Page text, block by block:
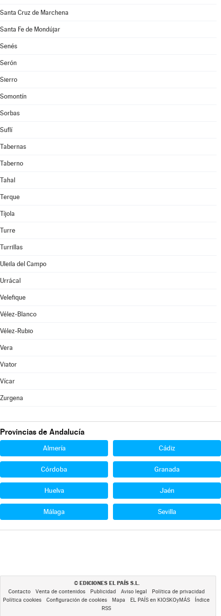
Santa Cruz de Marchena
Santa Fe de Mondújar
Senés
Serón
Sierro
Somontín
Sorbas
Suflí
Tabernas
Taberno
Tahal
Terque
Tíjola
Turre
Turrillas
Uleila del Campo
Urrácal
Velefique
Vélez-Blanco
Vélez-Rubio
Vera
Viator
Vícar
Zurgena
Provincias de Andalucía
Almería Cádiz
Córdoba Granada
Huelva Jaén
Málaga Sevilla
© EDICIONES EL PAÍS S.L.
Contacto Venta de contenidos Publicidad Aviso legal
Política de privacidad
Política cookies
Configuración de cookies Mapa EL PAÍS en KIOSKOyMÁS
Índice
RSS